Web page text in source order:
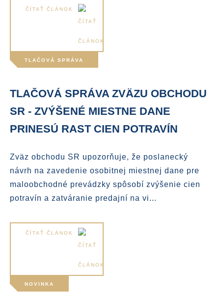
ČÍTAŤ ČLÁNOK
TLAČOVÁ SPRÁVA
TLAČOVÁ SPRÁVA ZVÄZU OBCHODU
SR - ZVÝŠENÉ MIESTNE DANE
PRINESÚ RAST CIEN POTRAVÍN
Zväz obchodu SR upozorňuje, že poslanecký
návrh na zavedenie osobitnej miestnej dane pre
maloobchodné prevádzky spôsobí zvýšenie cien
potravín a zatváranie predajní na vi...
ČÍTAŤ ČLÁNOK
NOVINKA